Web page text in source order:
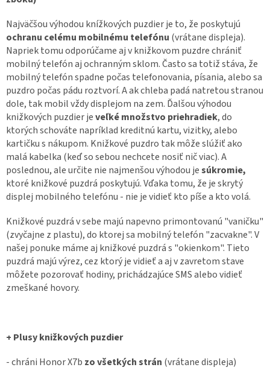
Najväčšou výhodou knížkových puzdier je to, že poskytujú
ochranu celému mobilnému telefónu (vrátane displeja).
Napriek tomu odporúčame aj v knižkovom puzdre chrániť
mobilný telefón aj ochranným sklom. Často sa totiž stáva, že
mobilný telefón spadne počas telefonovania, písania, alebo sa
puzdro počas pádu roztvorí. A ak chleba padá natretou stranou
dole, tak mobil vždy displejom na zem. Ďalšou výhodou
knižkových puzdier jeveľké množstvo priehradiek, do
ktorých schováte napríklad kreditnú kartu, vizitky, alebo
kartičku s nákupom. Knižkové puzdro tak môže slúžiť ako
malá kabelka (keď so sebou nechcete nosiť nič viac). A
poslednou, ale určite nie najmenšou výhodou jesúkromie,
ktoré knižkové puzdrá poskytujú. Vďaka tomu, že je skrytý
displej mobilného telefónu - nie je vidieť kto píše a kto volá.
Knižkové puzdrá v sebe majú napevno primontovanú "vaničku"
(zvyčajne z plastu), do ktorej sa mobilný telefón "zacvakne". V
našej ponuke máme aj knižkové puzdrá s "okienkom". Tieto
puzdrá majú výrez, cez ktorý je vidieť a aj v zavretom stave
môžete pozorovať hodiny, prichádzajúce SMS alebo vidieť
zmeškané hovory.
+ Plusy knižkových puzdier
- chráni Honor X7b zo všetkých strán (vrátane displeja)